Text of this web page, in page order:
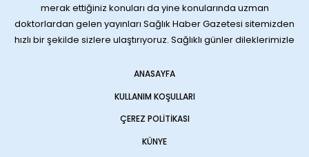
merak ettiğiniz konuları da yine konularında uzman
doktorlardan gelen yayınları Sağlık Haber Gazetesi sitemizden
hızlı bir şekilde sizlere ulaştırıyoruz. Sağlıklı günler dileklerimizle
ANASAYFA
KULLANIM KOŞULLARI
ÇEREZ POLITIKASI
KÜNYE